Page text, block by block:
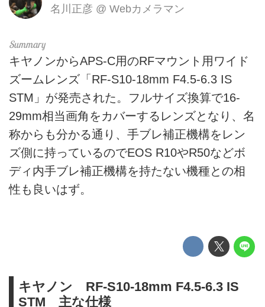
名川正彦 @ Webカメラマン
キヤノンからAPS-C用のRFマウント用ワイド
ズームレンズ「RF-S10-18mm F4.5-6.3 IS
STM」が発売された。フルサイズ換算で16-
29mm相当画角をカバーするレンズとなり、名
称からも分かる通り、手ブレ補正機構をレン
ズ側に持っているのでEOS R10やR50などボ
ディ内手ブレ補正機構を持たない機種との相
性も良いはず。
キヤノン RF-S10-18mm F4.5-6.3 IS
STM 主な仕様